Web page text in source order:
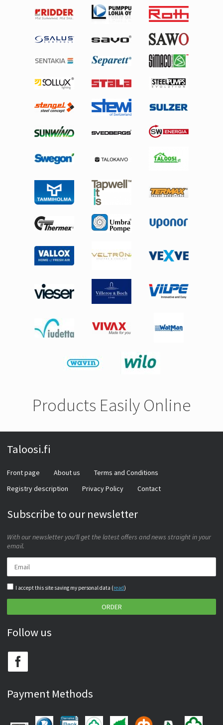
Products Easily Online
Taloosi.fi
Front page About us
Terms and Conditions
Registry description
Privacy Policy Contact
Subscribe to our newsletter
With our newsletter you'll get the latest offers and news straight in your
email.
I accept this site saving my personal data (read)
ORDER
Follow us
Payment Methods